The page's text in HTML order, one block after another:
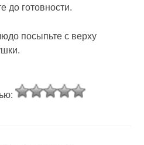
до готовности.
посыпьте с верху